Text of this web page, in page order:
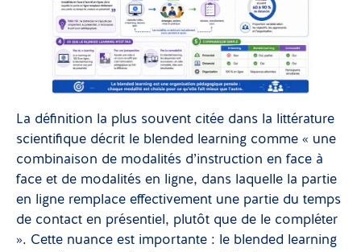
La définition la plus souvent citée dans la littérature
scientifique décrit le blended learning comme « une
combinaison de modalités d’instruction en face à
face et de modalités en ligne, dans laquelle la partie
en ligne remplace effectivement une partie du temps
de contact en présentiel, plutôt que de le compléter
». Cette nuance est importante : le blended learning